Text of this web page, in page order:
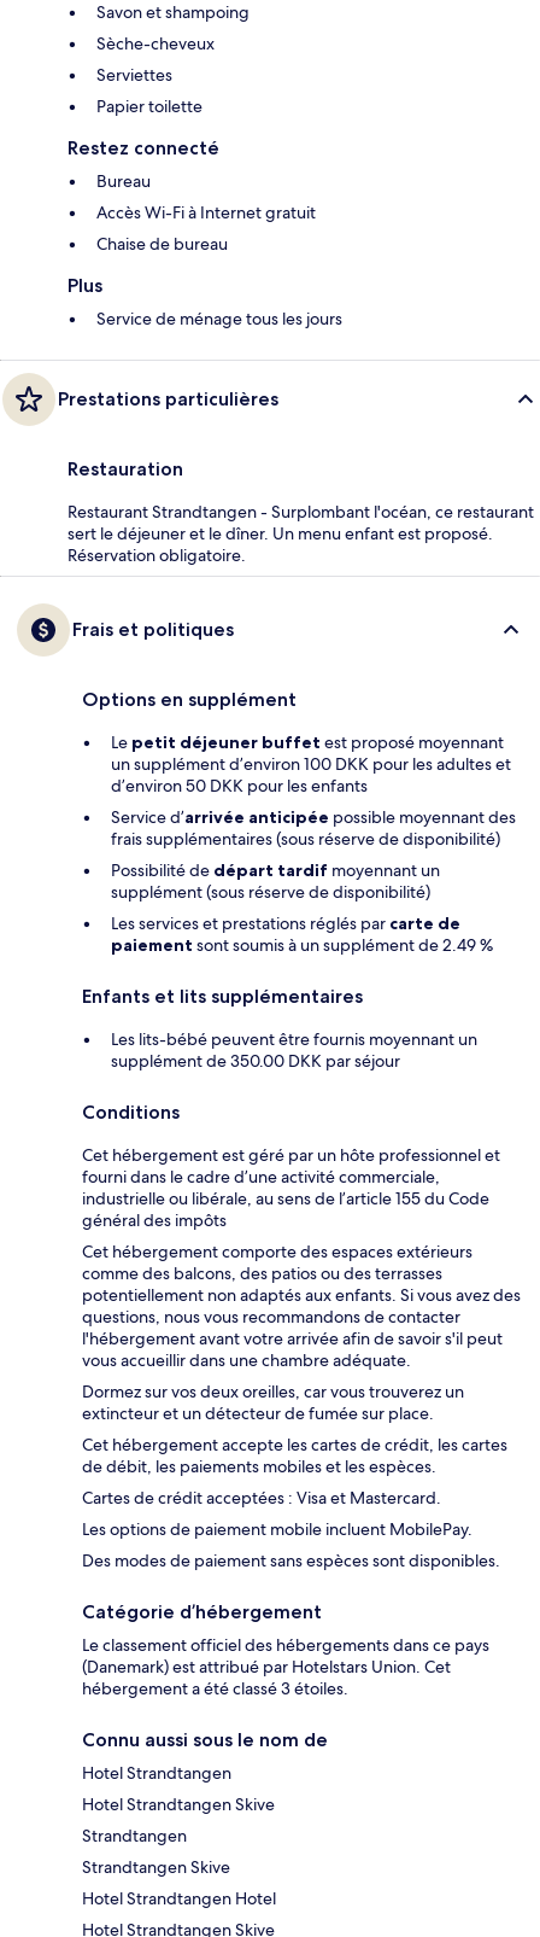
Savon et shampoing
Sèche-cheveux
Serviettes
Papier toilette
Restez connecté
Bureau
Accès Wi-Fi à Internet gratuit
Chaise de bureau
Plus
Service de ménage tous les jours
Prestations particulières
Restauration
Restaurant Strandtangen - Surplombant l'océan, ce restaurant
sert le déjeuner et le dîner. Un menu enfant est proposé.
Réservation obligatoire.
Frais et politiques
Options en supplément
Le petit déjeuner buffet est proposé moyennant
un supplément d’environ 100 DKK pour les adultes et
d’environ 50 DKK pour les enfants
Service d’arrivée anticipée possible moyennant des
frais supplémentaires (sous réserve de disponibilité)
Possibilité de départ tardif moyennant un
supplément (sous réserve de disponibilité)
Les services et prestations réglés par carte de
paiement sont soumis à un supplément de 2.49 %
Enfants et lits supplémentaires
Les lits-bébé peuvent être fournis moyennant un
supplément de 350.00 DKK par séjour
Conditions
Cet hébergement est géré par un hôte professionnel et
fourni dans le cadre d’une activité commerciale,
industrielle ou libérale, au sens de l’article 155 du Code
général des impôts
Cet hébergement comporte des espaces extérieurs
comme des balcons, des patios ou des terrasses
potentiellement non adaptés aux enfants. Si vous avez des
questions, nous vous recommandons de contacter
l'hébergement avant votre arrivée afin de savoir s'il peut
vous accueillir dans une chambre adéquate.
Dormez sur vos deux oreilles, car vous trouverez un
extincteur et un détecteur de fumée sur place.
Cet hébergement accepte les cartes de crédit, les cartes
de débit, les paiements mobiles et les espèces.
Cartes de crédit acceptées : Visa et Mastercard.
Les options de paiement mobile incluent MobilePay.
Des modes de paiement sans espèces sont disponibles.
Catégorie d’hébergement
Le classement officiel des hébergements dans ce pays
(Danemark) est attribué par Hotelstars Union. Cet
hébergement a été classé 3 étoiles.
Connu aussi sous le nom de
Hotel Strandtangen
Hotel Strandtangen Skive
Strandtangen
Strandtangen Skive
Hotel Strandtangen Hotel
Hotel Strandtangen Skive